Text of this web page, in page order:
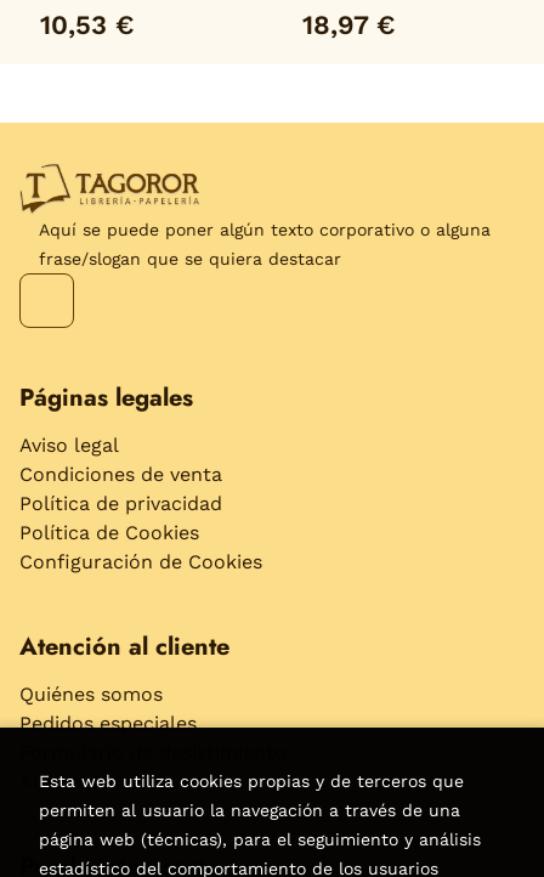
10,53 € 18,97 €
Aquí se puede poner algún texto corporativo o alguna
frase/slogan que se quiera destacar
Páginas legales
Aviso legal
Condiciones de venta
Política de privacidad
Política de Cookies
Configuración de Cookies
Atención al cliente
Quiénes somos
Pedidos especiales
Accesibilidad
Puede interesarte
Esta web utiliza cookies propias y de terceros que
permiten al usuario la navegación a través de una
página web (técnicas), para el seguimiento y análisis
estadístico del comportamiento de los usuarios